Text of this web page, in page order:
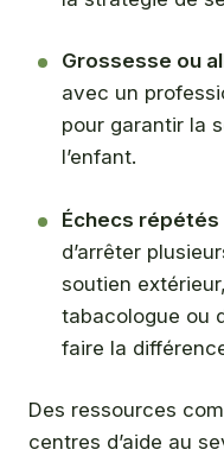
Grossesse ou
avec un
pour garantir la
l’enfant.
Échecs répétés
d’arrêter
soutien
tabacologue ou
faire la
Des ressources
centres d’aide au